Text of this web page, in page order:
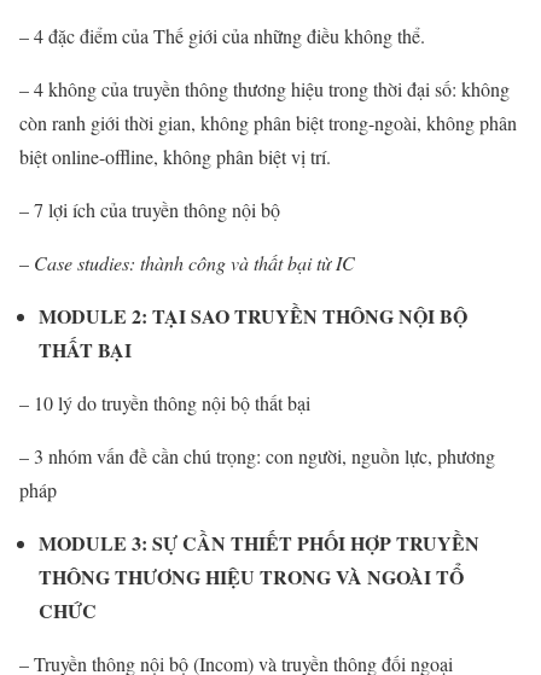
– 4 đặc điểm của Thế giới của những điều không thể.
– 4 không của truyền thông thương hiệu trong thời đại số: không
còn ranh giới thời gian, không phân biệt trong-ngoài, không phân
biệt online-offline, không phân biệt vị trí.
– 7 lợi ích của truyền thông nội bộ
– Case studies: thành công và thất bại từ IC
MODULE 2: TẠI SAO TRUYỀN THÔNG NỘI BỘ
THẤT BẠI
– 10 lý do truyền thông nội bộ thất bại
– 3 nhóm vấn đề cần chú trọng: con người, nguồn lực, phương
pháp
MODULE 3: SỰ CẦN THIẾT PHỐI HỢP TRUYỀN
THÔNG THƯƠNG HIỆU TRONG VÀ NGOÀI TỔ
CHỨC
– Truyền thông nội bộ (Incom) và truyền thông đối ngoại